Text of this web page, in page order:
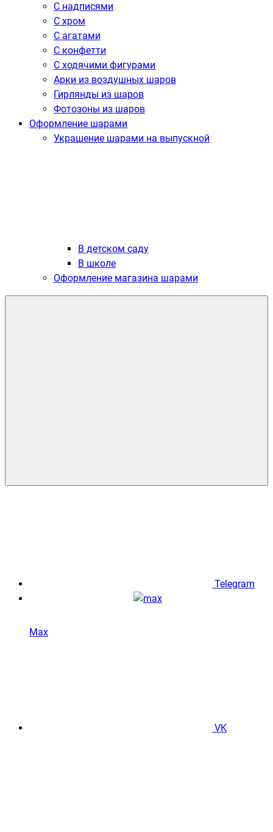
С надписями
С хром
С агатами
С конфетти
С ходячими фигурами
Арки из воздушных шаров
Гирлянды из шаров
Фотозоны из шаров
Оформление шарами
Украшение шарами на выпускной
В детском саду
В школе
Оформление магазина шарами
Telegram
Max
VK